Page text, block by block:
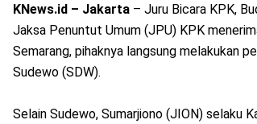
KNews.id – Jakarta – Juru Bicara KPK,
Jaksa Penuntut Umum (JPU) KPK
Semarang, pihaknya langsung melakukan
Sudewo (SDW).
Selain Sudewo, Sumarjiono (JION) selaku